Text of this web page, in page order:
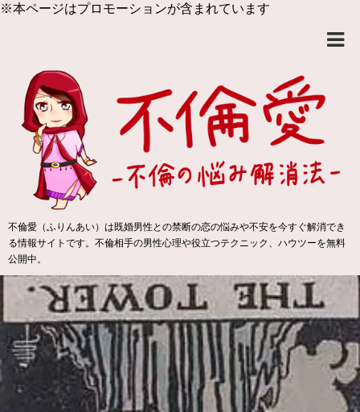
※本ページはプロモーションが含まれています
不倫愛（ふりんあい）は既婚男性との禁断の恋の悩みや不安を今すぐ解消でき
る情報サイトです。不倫相手の男性心理や役立つテクニック、ハウツーを無料
公開中。